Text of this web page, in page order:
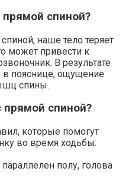
спиной?
наше тело теряет
может привести к
В результате
в пояснице, ощущение
спины.
прямой спиной?
которые помогут
во время ходьбы:
полу, голова